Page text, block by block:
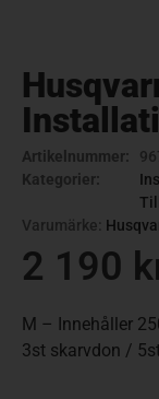
Artikelnummer:
Kategorier:
Varumärke:
2 190
M – Innehåller
3st skarvdon /